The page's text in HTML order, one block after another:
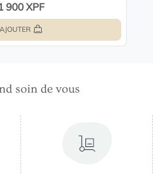
900 XPF
AJOUTER
soin de vous